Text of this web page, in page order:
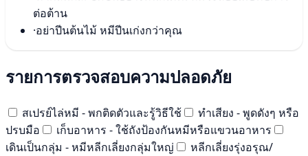
ต่อต้าน
·อย่าปีนต้นไม้ หมีปีนเก่งกว่าคุณ
รายการตรวจสอบความปลอดภัย
สเปรย์ไล่หมี - พกติดตัวและรู้วิธีใช้
ทำเสียง - พูดดังๆ หรือ
ปรบมือ
เก็บอาหาร - ใช้ถังป้องกันหมีหรือแขวนอาหาร
เดินเป็นกลุ่ม - หมีหลีกเลี่ยงกลุ่มใหญ่
หลีกเลี่ยงรุ่งอรุณ/